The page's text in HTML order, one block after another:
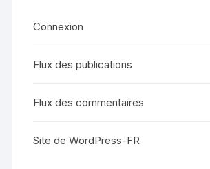
Connexion
Flux des publications
Flux des commentaires
Site de WordPress-FR